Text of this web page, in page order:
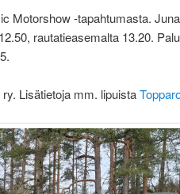
Motorshow -tapahtumasta.
rautatieasemalta 13.20.
Lisätietoja mm. lipuista